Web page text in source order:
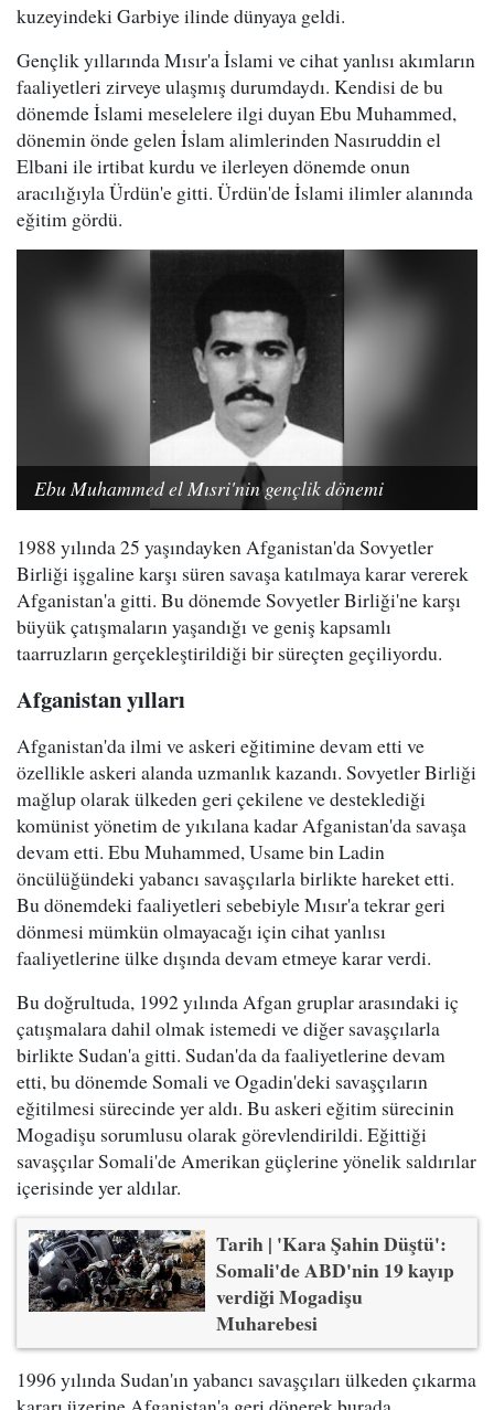
kuzeyindeki Garbiye ilinde dünyaya geldi.
Gençlik yıllarında Mısır'a İslami ve cihat yanlısı akımların
faaliyetleri zirveye ulaşmış durumdaydı. Kendisi de bu
dönemde İslami meselelere ilgi duyan Ebu Muhammed,
dönemin önde gelen İslam alimlerinden Nasıruddin el
Elbani ile irtibat kurdu ve ilerleyen dönemde onun
aracılığıyla Ürdün'e gitti. Ürdün'de İslami ilimler alanında
eğitim gördü.
Ebu Muhammed el Mısri'nin gençlik dönemi
1988 yılında 25 yaşındayken Afganistan'da Sovyetler
Birliği işgaline karşı süren savaşa katılmaya karar vererek
Afganistan'a gitti. Bu dönemde Sovyetler Birliği'ne karşı
büyük çatışmaların yaşandığı ve geniş kapsamlı
taarruzların gerçekleştirildiği bir süreçten geçiliyordu.
Afganistan yılları
Afganistan'da ilmi ve askeri eğitimine devam etti ve
özellikle askeri alanda uzmanlık kazandı. Sovyetler Birliği
mağlup olarak ülkeden geri çekilene ve desteklediği
komünist yönetim de yıkılana kadar Afganistan'da savaşa
devam etti. Ebu Muhammed, Usame bin Ladin
öncülüğündeki yabancı savaşçılarla birlikte hareket etti.
Bu dönemdeki faaliyetleri sebebiyle Mısır'a tekrar geri
dönmesi mümkün olmayacağı için cihat yanlısı
faaliyetlerine ülke dışında devam etmeye karar verdi.
Bu doğrultuda, 1992 yılında Afgan gruplar arasındaki iç
çatışmalara dahil olmak istemedi ve diğer savaşçılarla
birlikte Sudan'a gitti. Sudan'da da faaliyetlerine devam
etti, bu dönemde Somali ve Ogadin'deki savaşçıların
eğitilmesi sürecinde yer aldı. Bu askeri eğitim sürecinin
Mogadişu sorumlusu olarak görevlendirildi. Eğittiği
savaşçılar Somali'de Amerikan güçlerine yönelik saldırılar
içerisinde yer aldılar.
Tarih | 'Kara Şahin Düştü':
Somali'de ABD'nin 19 kayıp
verdiği Mogadişu
Muharebesi
1996 yılında Sudan'ın yabancı savaşçıları ülkeden çıkarma